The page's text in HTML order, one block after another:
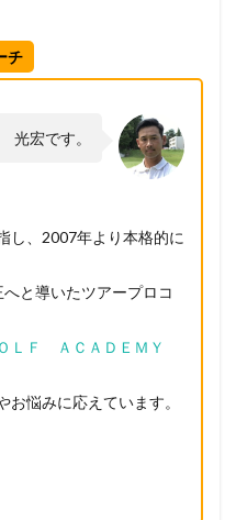
チ
光宏です。
し、2007年より本格的に
と導いたツアープロコ
ＬＦ ＡＣＡＤＥＭＹ
悩みに応えています。